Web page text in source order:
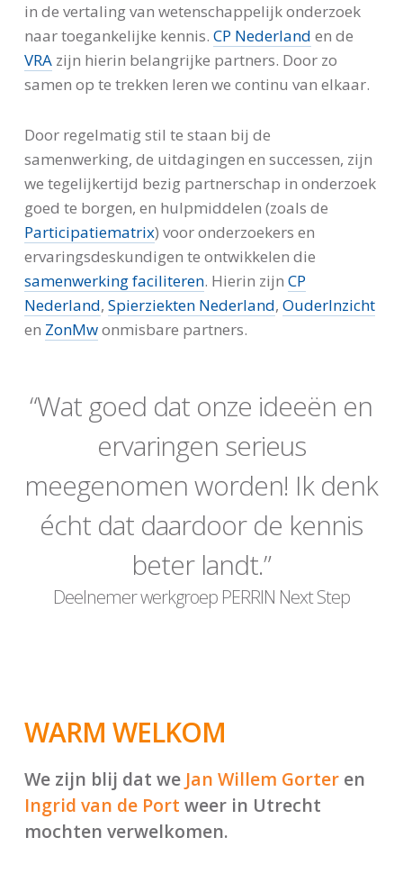
in de vertaling van wetenschappelijk onderzoek
naar toegankelijke kennis. CP Nederland en de
VRAzijn hierin belangrijke partners. Door zo
samen op te trekken leren we continu van elkaar.
Door regelmatig stil te staan bij de
samenwerking, de uitdagingen en successen, zijn
we tegelijkertijd bezig partnerschap in onderzoek
goed te borgen, en hulpmiddelen (zoals de
Participatiematrix) voor onderzoekers en
ervaringsdeskundigen te ontwikkelen die
samenwerking faciliteren. Hierin zijn CP
Nederland, Spierziekten Nederland, OuderInzicht
en ZonMwonmisbare partners.
“Wat goed dat onze ideeën en
ervaringen serieus
meegenomen worden! Ik denk
écht dat daardoor de kennis
beter landt.”
Deelnemer werkgroep PERRIN Next Step
WARM WELKOM
We zijn blij dat we Jan Willem Gorteren
Ingrid van de Port weer in Utrecht
mochten verwelkomen.